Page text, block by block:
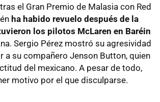
el Gran Premio de Malasia con Red
ha habido revuelo después de la
los pilotos McLaren en Baréin
Sergio Pérez mostró su agresividad
a su compañero Jenson Button, quien
del mexicano. A pesar de todo,
motivo por el que disculparse.